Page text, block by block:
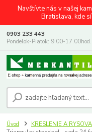
Navštívte nás v našej
Bratislava, kde
0903 233 443
Pondelok-Piatok: 9.00-17.00hod.
Úvod KRESLENIE A